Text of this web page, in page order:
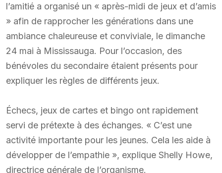
l’amitié a organisé un « après-midi de jeux et d’amis
» afin de rapprocher les générations dans une
ambiance chaleureuse et conviviale, le dimanche
24 mai à Mississauga. Pour l’occasion, des
bénévoles du secondaire étaient présents pour
expliquer les règles de différents jeux.
Échecs, jeux de cartes et bingo ont rapidement
servi de prétexte à des échanges. « C’est une
activité importante pour les jeunes. Cela les aide à
développer de l’empathie », explique Shelly Howe,
directrice générale de l’organisme.